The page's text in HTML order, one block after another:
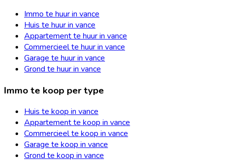
Immo te huur in vance
Huis te huur in vance
Appartement te huur in vance
Commercieel te huur in vance
Garage te huur in vance
Grond te huur in vance
Immo te koop per type
Huis te koop in vance
Appartement te koop in vance
Commercieel te koop in vance
Garage te koop in vance
Grond te koop in vance